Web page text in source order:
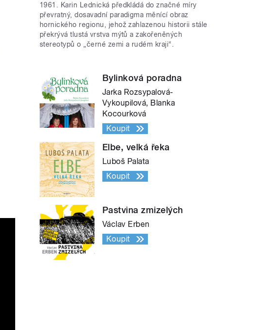
1961. Karin Lednická předkládá do značné míry
převratný, dosavadní paradigma měnící obraz
hornického regionu, jehož zahlazenou historii stále
překrývá tlustá vrstva mýtů a zakořeněných
stereotypů o „černé zemi a rudém kraji“.
Bylinková poradna
Jarka Rozsypalová-
Vykoupilová, Blanka
Kocourková
Koupit
Elbe, velká řeka
Luboš Palata
Koupit
Pastvina zmizelých
Václav Erben
Koupit